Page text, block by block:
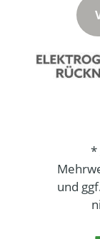
*
und